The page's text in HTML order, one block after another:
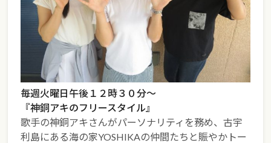
毎週火曜日午後１２時３０分～
『神銅アキのフリースタイル』
歌手の神銅アキさんがパーソナリティを務め、古宇
利島にある海の家YOSHIKAの仲間たちと賑やかトー